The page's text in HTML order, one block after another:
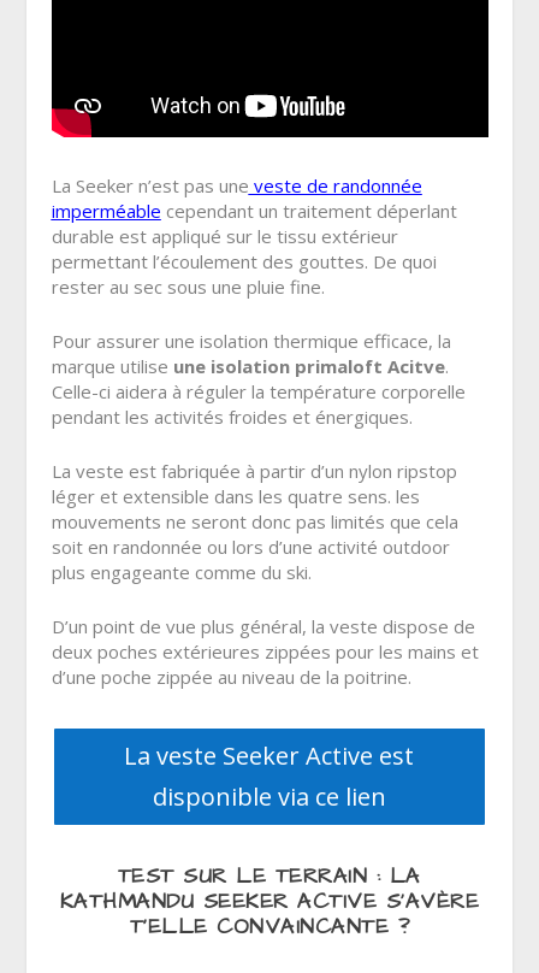
La Seeker n’est pas une veste de randonnée
imperméable cependant un traitement déperlant
durable est appliqué sur le tissu extérieur
permettant l’écoulement des gouttes. De quoi
rester au sec sous une pluie fine.
Pour assurer une isolation thermique efficace, la
marque utilise une isolation primaloft Acitve.
Celle-ci aidera à réguler la température corporelle
pendant les activités froides et énergiques.
La veste est fabriquée à partir d’un nylon ripstop
léger et extensible dans les quatre sens. les
mouvements ne seront donc pas limités que cela
soit en randonnée ou lors d’une activité outdoor
plus engageante comme du ski.
D’un point de vue plus général, la veste dispose de
deux poches extérieures zippées pour les mains et
d’une poche zippée au niveau de la poitrine.
La veste Seeker Active est
disponible via ce lien
TEST SUR LE TERRAIN : LA
KATHMANDU SEEKER ACTIVE S’AVÈRE
T’ELLE CONVAINCANTE ?